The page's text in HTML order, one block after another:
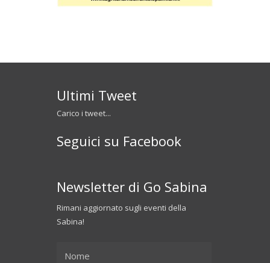
Ultimi Tweet
Carico i tweet...
Seguici su Facebook
Newsletter di Go Sabina
Rimani aggiornato sugli eventi della
Sabina!